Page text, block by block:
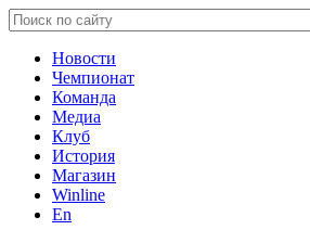
Новости
Чемпионат
Команда
Медиа
Клуб
История
Магазин
Winline
En